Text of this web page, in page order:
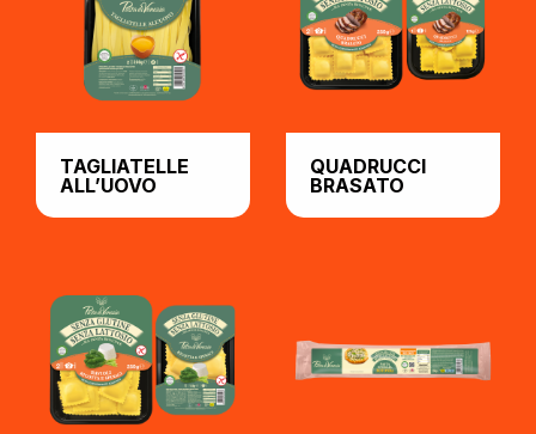
TAGLIATELLE
ALL’UOVO
QUADRUCCI
BRASATO